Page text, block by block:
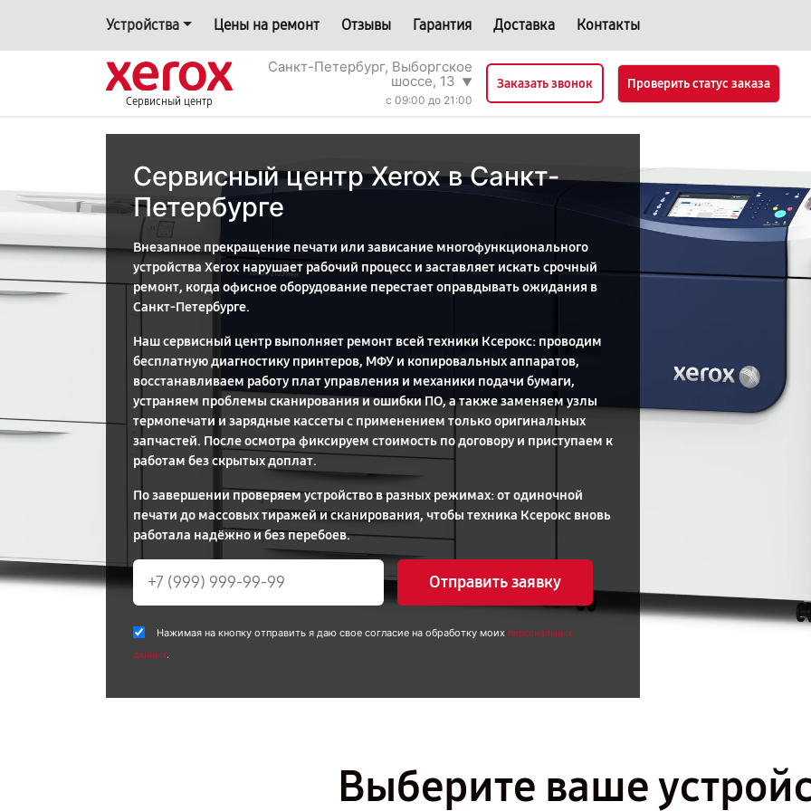
Устройства Цены на ремонт Отзывы Гарантия Доставка Контакты
Сервисный центр
Санкт-Петербург, Выборгское
шоссе, 13 ▼
c 09:00 до 21:00
Заказать звонок Проверить статус заказа
Сервисный центр Xerox в Санкт-
Петербурге
Внезапное прекращение печати или зависание многофункционального
устройства Xerox нарушает рабочий процесс и заставляет искать срочный
ремонт, когда офисное оборудование перестает оправдывать ожидания в
Санкт-Петербурге.
Наш сервисный центр выполняет ремонт всей техники Ксерокс: проводим
бесплатную диагностику принтеров, МФУ и копировальных аппаратов,
восстанавливаем работу плат управления и механики подачи бумаги,
устраняем проблемы сканирования и ошибки ПО, а также заменяем узлы
термопечати и зарядные кассеты с применением только оригинальных
запчастей. После осмотра фиксируем стоимость по договору и приступаем к
работам без скрытых доплат.
По завершении проверяем устройство в разных режимах: от одиночной
печати до массовых тиражей и сканирования, чтобы техника Ксерокс вновь
работала надёжно и без перебоев.
Отправить заявку
Нажимая на кнопку отправить я даю свое согласие на обработку моих персональных
данных.
Выберите ваше